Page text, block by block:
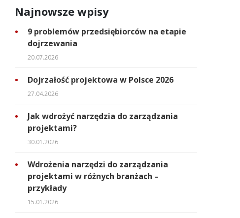
Najnowsze wpisy
9 problemów przedsiębiorców na etapie
dojrzewania
20.07.2026
Dojrzałość projektowa w Polsce 2026
27.04.2026
Jak wdrożyć narzędzia do zarządzania
projektami?
30.01.2026
Wdrożenia narzędzi do zarządzania
projektami w różnych branżach –
przykłady
15.01.2026